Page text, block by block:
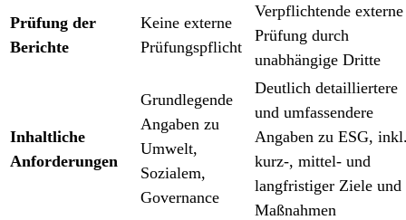
Prüfung der
Berichte
Keine externe
Prüfungspflicht
Verpflichtende externe
Prüfung durch
unabhängige Dritte
Inhaltliche
Anforderungen
Grundlegende
Angaben zu
Umwelt,
Sozialem,
Governance
Deutlich detailliertere
und umfassendere
Angaben zu ESG,
kurz-, mittel- und
langfristiger Ziele und
Maßnahmen